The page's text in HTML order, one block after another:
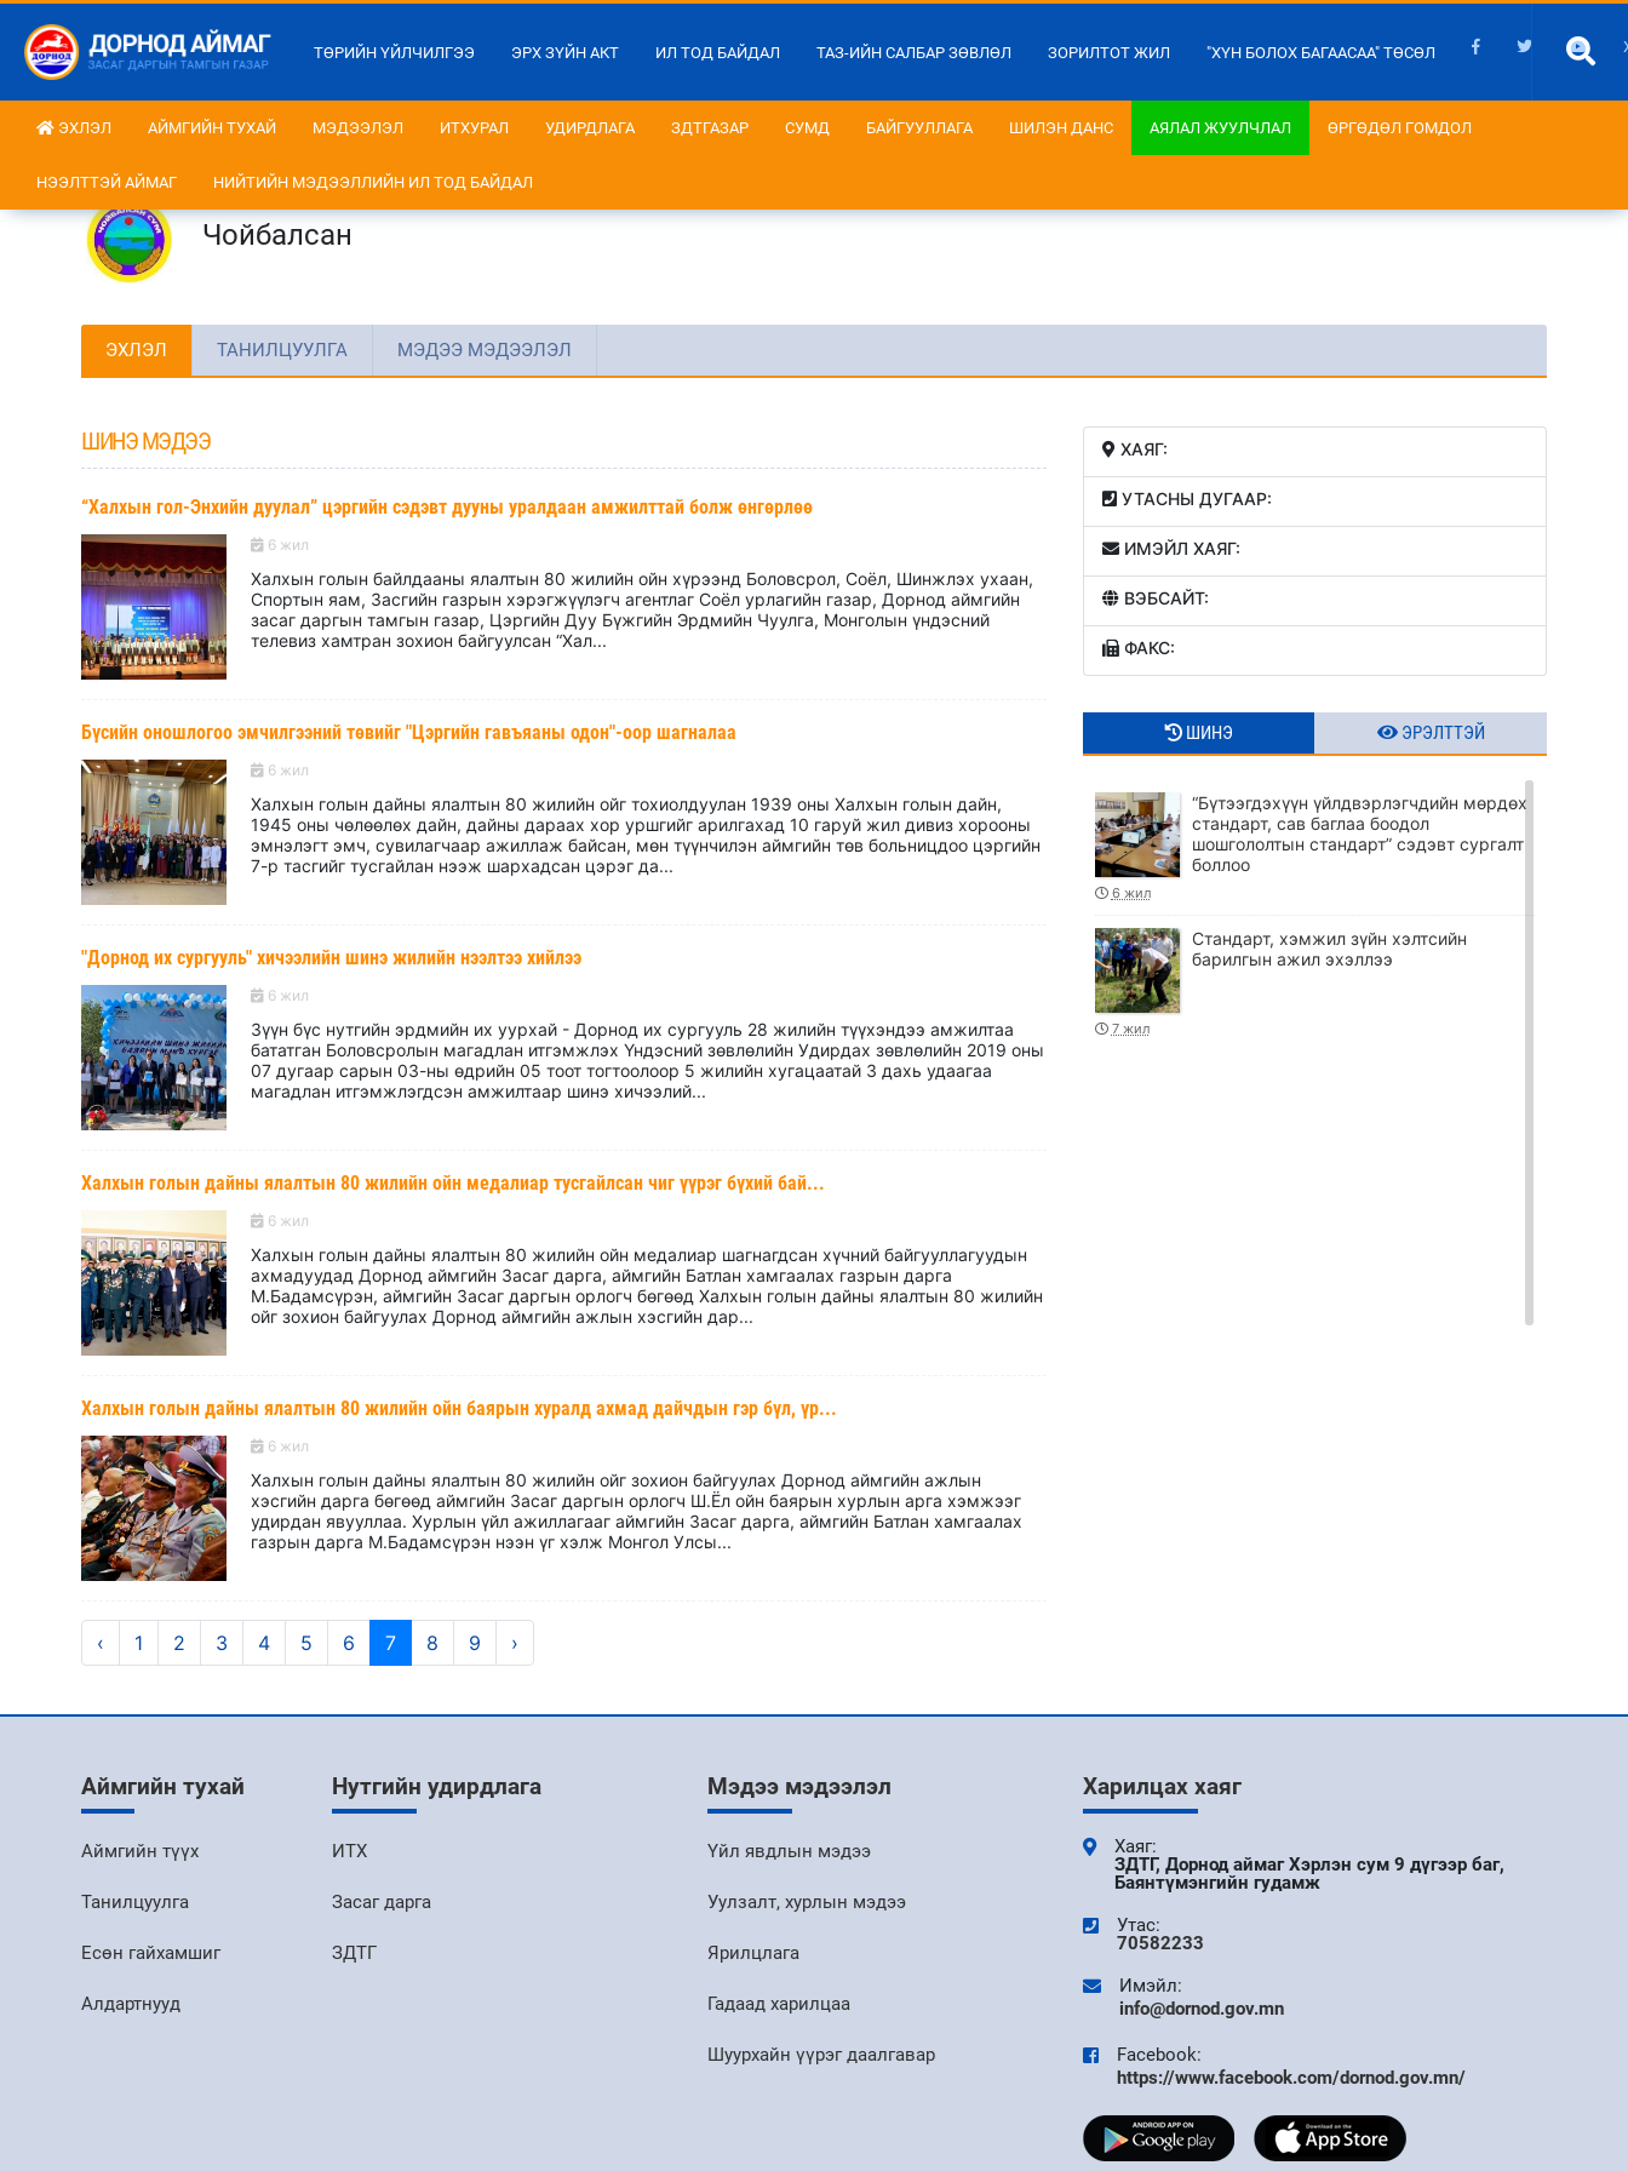
ТӨРИЙН ҮЙЛЧИЛГЭЭ ЭРХ ЗҮЙН АКТ ИЛ ТОД БАЙДАЛ ТАЗ-ИЙН САЛБАР ЗӨВЛӨЛ ЗОРИЛТОТ ЖИЛ "ХҮН БОЛОХ БАГААСАА" ТӨСӨЛ
ЭХЛЭЛ АЙМГИЙН ТУХАЙ МЭДЭЭЛЭЛ ИТХУРАЛ УДИРДЛАГА ЗДТГАЗАР СУМД БАЙГУУЛЛАГА ШИЛЭН ДАНС АЯЛАЛ ЖУУЛЧЛАЛ ӨРГӨДӨЛ ГОМДОЛ
НЭЭЛТТЭЙ АЙМАГ НИЙТИЙН МЭДЭЭЛЛИЙН ИЛ ТОД БАЙДАЛ
Чойбалсан
ЭХЛЭЛ ТАНИЛЦУУЛГА МЭДЭЭ МЭДЭЭЛЭЛ
ШИНЭ МЭДЭЭ
“Халхын гол-Энхийн дуулал” цэргийн сэдэвт дууны уралдаан амжилттай болж өнгөрлөө
6 жил
Халхын голын байлдааны ялалтын 80 жилийн ойн хүрээнд Боловсрол, Соёл, Шинжлэх ухаан,
Спортын яам, Засгийн газрын хэрэгжүүлэгч агентлаг Соёл урлагийн газар, Дорнод аймгийн
засаг даргын тамгын газар, Цэргийн Дуу Бүжгийн Эрдмийн Чуулга, Монголын үндэсний
телевиз хамтран зохион байгуулсан “Хал...
Бүсийн оношлогоо эмчилгээний төвийг "Цэргийн гавъяаны одон"-оор шагналаа
6 жил
Халхын голын дайны ялалтын 80 жилийн ойг тохиолдуулан 1939 оны Халхын голын дайн,
1945 оны чөлөөлөх дайн, дайны дараах хор уршгийг арилгахад 10 гаруй жил дивиз хорооны
эмнэлэгт эмч, сувилагчаар ажиллаж байсан, мөн түүнчилэн аймгийн төв больницдоо цэргийн
7-р тасгийг тусгайлан нээж шархадсан цэрэг да...
"Дорнод их сургууль" хичээлийн шинэ жилийн нээлтээ хийлээ
6 жил
Зүүн бүс нутгийн эрдмийн их уурхай - Дорнод их сургууль 28 жилийн түүхэндээ амжилтаа
бататган Боловсролын магадлан итгэмжлэх Үндэсний зөвлөлийн Удирдах зөвлөлийн 2019 оны
07 дугаар сарын 03-ны өдрийн 05 тоот тогтоолоор 5 жилийн хугацаатай 3 дахь удаагаа
магадлан итгэмжлэгдсэн амжилтаар шинэ хичээлий...
Халхын голын дайны ялалтын 80 жилийн ойн медалиар тусгайлсан чиг үүрэг бүхий бай...
6 жил
Халхын голын дайны ялалтын 80 жилийн ойн медалиар шагнагдсан хүчний байгууллагуудын
ахмадуудад Дорнод аймгийн Засаг дарга, аймгийн Батлан хамгаалах газрын дарга
М.Бадамсүрэн, аймгийн Засаг даргын орлогч бөгөөд Халхын голын дайны ялалтын 80 жилийн
ойг зохион байгуулах Дорнод аймгийн ажлын хэсгийн дар...
Халхын голын дайны ялалтын 80 жилийн ойн баярын хуралд ахмад дайчдын гэр бүл, үр...
6 жил
Халхын голын дайны ялалтын 80 жилийн ойг зохион байгуулах Дорнод аймгийн ажлын
хэсгийн дарга бөгөөд аймгийн Засаг даргын орлогч Ш.Ёл ойн баярын хурлын арга хэмжээг
удирдан явууллаа. Хурлын үйл ажиллагааг аймгийн Засаг дарга, аймгийн Батлан хамгаалах
газрын дарга М.Бадамсүрэн нээн үг хэлж Монгол Улсы...
‹ 1 2 3 4 5 6 7 8 9 ›
ХАЯГ:
УТАСНЫ ДУГААР:
ИМЭЙЛ ХАЯГ:
ВЭБСАЙТ:
ФАКС:
ШИНЭ ЭРЭЛТТЭЙ
“Бүтээгдэхүүн үйлдвэрлэгчдийн мөрдөх
стандарт, сав баглаа боодол
шошгололтын стандарт” сэдэвт сургалт
боллоо
6 жил
Стандарт, хэмжил зүйн хэлтсийн
барилгын ажил эхэллээ
7 жил
Аймгийн тухай
Аймгийн түүх
Танилцуулга
Есөн гайхамшиг
Алдартнууд
Нутгийн удирдлага
ИТХ
Засаг дарга
ЗДТГ
Мэдээ мэдээлэл
Үйл явдлын мэдээ
Уулзалт, хурлын мэдээ
Ярилцлага
Гадаад харилцаа
Шуурхайн үүрэг даалгавар
Харилцах хаяг
Хаяг:
ЗДТГ, Дорнод аймаг Хэрлэн сум 9 дүгээр баг,
Баянтүмэнгийн гудамж
Утас:
70582233
Имэйл:
info@dornod.gov.mn
Facebook:
https://www.facebook.com/dornod.gov.mn/